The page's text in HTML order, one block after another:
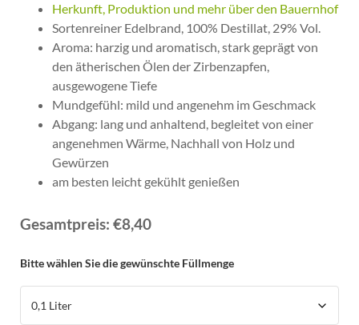
Herkunft, Produktion und mehr über den Bauernhof
Sortenreiner Edelbrand, 100% Destillat, 29% Vol.
Aroma: harzig und aromatisch, stark geprägt von
den ätherischen Ölen der Zirbenzapfen,
ausgewogene Tiefe
Mundgefühl: mild und angenehm im Geschmack
Abgang: lang und anhaltend, begleitet von einer
angenehmen Wärme, Nachhall von Holz und
Gewürzen
am besten leicht gekühlt genießen
ab €8,40
Gesamtpreis: €8,40
Bitte wählen Sie die gewünschte Füllmenge